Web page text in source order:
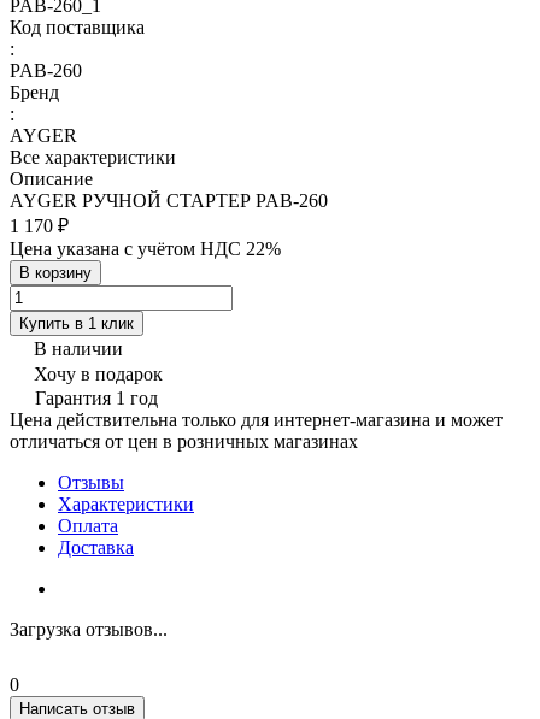
PAB-260_1
Код поставщика
:
PAB-260
Бренд
:
AYGER
Все характеристики
Описание
AYGER РУЧНОЙ СТАРТЕР PAB-260
1 170 ₽
Цена указана с учётом НДС 22%
В корзину
Купить в 1 клик
В наличии
Хочу в подарок
Гарантия 1 год
Цена действительна только для интернет-магазина и может
отличаться от цен в розничных магазинах
Отзывы
Характеристики
Оплата
Доставка
Загрузка отзывов...
0
Написать отзыв